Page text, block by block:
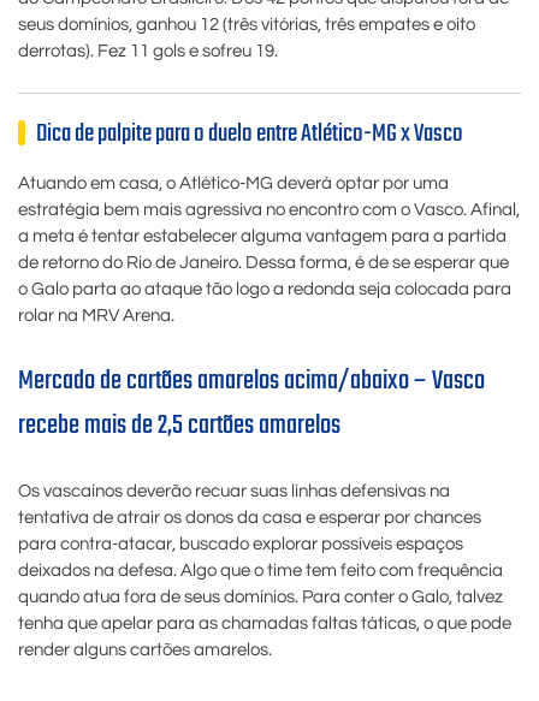
seus domínios, ganhou 12 (três vitórias, três empates e oito
derrotas). Fez 11 gols e sofreu 19.
Dica de palpite para o duelo entre Atlético-MG x Vasco
Atuando em casa, o Atlético-MG deverá optar por uma
estratégia bem mais agressiva no encontro com o Vasco. Afinal,
a meta é tentar estabelecer alguma vantagem para a partida
de retorno do Rio de Janeiro. Dessa forma, é de se esperar que
o Galo parta ao ataque tão logo a redonda seja colocada para
rolar na MRV Arena.
Mercado de cartões amarelos acima/abaixo – Vasco
recebe mais de 2,5 cartões amarelos
Os vascaínos deverão recuar suas linhas defensivas na
tentativa de atrair os donos da casa e esperar por chances
para contra-atacar, buscado explorar possíveis espaços
deixados na defesa. Algo que o time tem feito com frequência
quando atua fora de seus domínios. Para conter o Galo, talvez
tenha que apelar para as chamadas faltas táticas, o que pode
render alguns cartões amarelos.